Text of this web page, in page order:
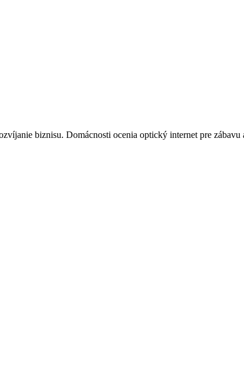
biznisu. Domácnosti ocenia optický internet pre zábavu